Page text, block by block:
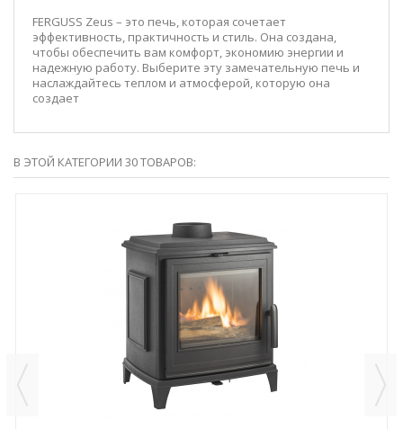
FERGUSS Zeus – это печь, которая сочетает
эффективность, практичность и стиль. Она создана,
чтобы обеспечить вам комфорт, экономию энергии и
надежную работу. Выберите эту замечательную печь и
наслаждайтесь теплом и атмосферой, которую она
создает
В ЭТОЙ КАТЕГОРИИ 30 ТОВАРОВ: